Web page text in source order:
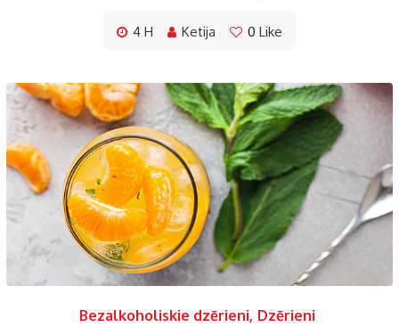
4 H Ketija 0 Like
Bezalkoholiskie dzērieni, Dzērieni